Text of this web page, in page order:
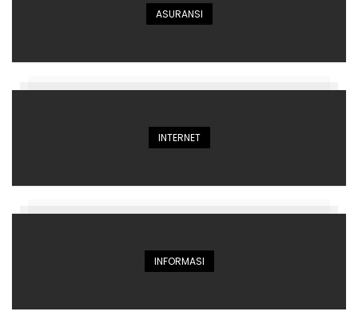
ASURANSI
INTERNET
INFORMASI